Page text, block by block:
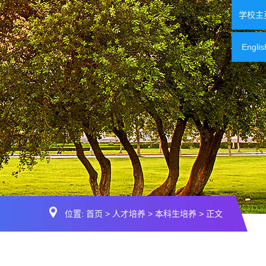
学校主
位置: 首页 > 人才培养 > 本科生培养 > 正文